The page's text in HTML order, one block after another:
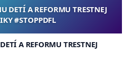
DETÍ A REFORMU TRESTNEJ
#STOPPDFL
A REFORMU TRESTNEJ